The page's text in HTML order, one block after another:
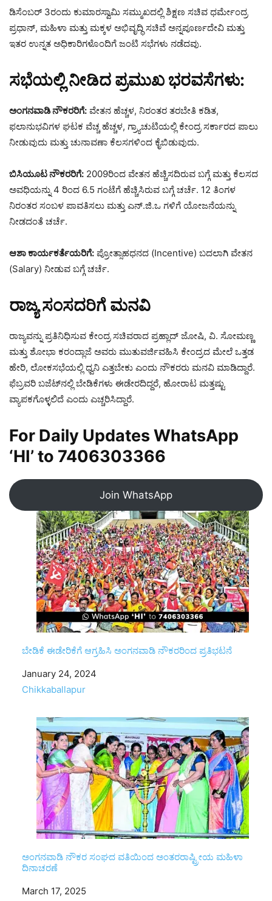
ಡಿಸೆಂಬರ್ 3ರಂದು ಕುಮಾರಸ್ವಾಮಿ ಸಮ್ಮುಖದಲ್ಲಿ ಶಿಕ್ಷಣ ಸಚಿವ ಧರ್ಮೇಂದ್ರ
ಪ್ರಧಾನ್, ಮಹಿಳಾ ಮತ್ತು ಮಕ್ಕಳ ಅಭಿವೃದ್ಧಿ ಸಚಿವೆ ಅನ್ನಪೂರ್ಣದೇವಿ ಮತ್ತು
ಇತರ ಉನ್ನತ ಅಧಿಕಾರಿಗಳೊಂದಿಗೆ ಜಂಟಿ ಸಭೆಗಳು ನಡೆದವು.
ಸಭೆಯಲ್ಲಿ ನೀಡಿದ ಪ್ರಮುಖ ಭರವಸೆಗಳು:
ಅಂಗನವಾಡಿ ನೌಕರರಿಗೆ: ವೇತನ ಹೆಚ್ಚಳ, ನಿರಂತರ ತರಬೇತಿ ಕಡಿತ,
ಫಲಾನುಭವಿಗಳ ಘಟಕ ವೆಚ್ಚ ಹೆಚ್ಚಳ, ಗ್ರ್ಯಾಚುಟಿಯಲ್ಲಿ ಕೇಂದ್ರ ಸರ್ಕಾರದ ಪಾಲು
ನೀಡುವುದು ಮತ್ತು ಚುನಾವಣಾ ಕೆಲಸಗಳಿಂದ ಕೈಬಿಡುವುದು.
ಬಿಸಿಯೂಟ ನೌಕರರಿಗೆ: 2009ರಿಂದ ವೇತನ ಹೆಚ್ಚಿಸದಿರುವ ಬಗ್ಗೆ ಮತ್ತು ಕೆಲಸದ
ಅವಧಿಯನ್ನು 4 ರಿಂದ 6.5 ಗಂಟೆಗೆ ಹೆಚ್ಚಿಸಿರುವ ಬಗ್ಗೆ ಚರ್ಚೆ. 12 ತಿಂಗಳ
ನಿರಂತರ ಸಂಬಳ ಪಾವತಿಸಲು ಮತ್ತು ಎನ್.ಜಿ.ಒ ಗಳಿಗೆ ಯೋಜನೆಯನ್ನು
ನೀಡದಂತೆ ಚರ್ಚೆ.
ಆಶಾ ಕಾರ್ಯಕರ್ತೆಯರಿಗೆ: ಪ್ರೋತ್ಸಾಹಧನದ (Incentive) ಬದಲಾಗಿ ವೇತನ
(Salary) ನೀಡುವ ಬಗ್ಗೆ ಚರ್ಚೆ.
ರಾಜ್ಯ ಸಂಸದರಿಗೆ ಮನವಿ
ರಾಜ್ಯವನ್ನು ಪ್ರತಿನಿಧಿಸುವ ಕೇಂದ್ರ ಸಚಿವರಾದ ಪ್ರಹ್ಲಾದ್ ಜೋಷಿ, ವಿ. ಸೋಮಣ್ಣ
ಮತ್ತು ಶೋಭಾ ಕರಂದ್ಲಾಜೆ ಅವರು ಮುತುವರ್ಜಿವಹಿಸಿ ಕೇಂದ್ರದ ಮೇಲೆ ಒತ್ತಡ
ಹೇರಿ, ಲೋಕಸಭೆಯಲ್ಲಿ ಧ್ವನಿ ಎತ್ತಬೇಕು ಎಂದು ನೌಕರರು ಮನವಿ ಮಾಡಿದ್ದಾರೆ.
ಫೆಬ್ರವರಿ ಬಜೆಟ್‌ನಲ್ಲಿ ಬೇಡಿಕೆಗಳು ಈಡೇರದಿದ್ದರೆ, ಹೋರಾಟ ಮತ್ತಷ್ಟು
ವ್ಯಾಪಕಗೊಳ್ಳಲಿದೆ ಎಂದು ಎಚ್ಚರಿಸಿದ್ದಾರೆ.
For Daily Updates WhatsApp
‘HI’ to 7406303366
Join WhatsApp
ಬೇಡಿಕೆ ಈಡೇರಿಕೆಗೆ ಆಗ್ರಹಿಸಿ ಅಂಗನವಾಡಿ ನೌಕರರಿಂದ ಪ್ರತಿಭಟನೆ
Date
January 24, 2024
In relation to
Chikkaballapur
ಅಂಗನವಾಡಿ ನೌಕರ ಸಂಘದ ವತಿಯಿಂದ ಅಂತರರಾಷ್ಟ್ರೀಯ ಮಹಿಳಾ
ದಿನಾಚರಣೆ
Date
March 17, 2025